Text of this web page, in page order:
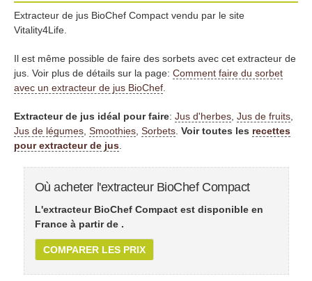
Extracteur de jus BioChef Compact vendu par le site
Vitality4Life.
Il est même possible de faire des sorbets avec cet extracteur de
jus. Voir plus de détails sur la page: Comment faire du sorbet
avec un extracteur de jus BioChef
Extracteur de jus idéal pour faire: Jus d'herbes Jus de fruits
Jus de légumes Smoothies Sorbets Voir toutes les recettes
pour extracteur de jus
Où acheter l'extracteur BioChef Compact
L'extracteur BioChef Compact est disponible en
France à partir de .
COMPARER LES PRIX